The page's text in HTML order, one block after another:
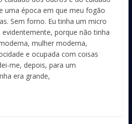
uma época em que meu fogão
Sem forno. Eu tinha um micro
porque não tinha
mulher moderna,
e ocupada com coisas
me, depois, para um
era grande,